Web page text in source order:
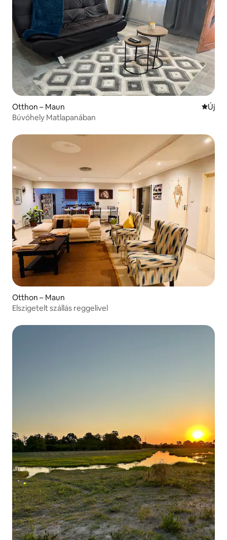
Otthon – Maun ÚjÚj
Búvóhely Matlapanában
Otthon – Maun
Elszigetelt szállás reggelivel